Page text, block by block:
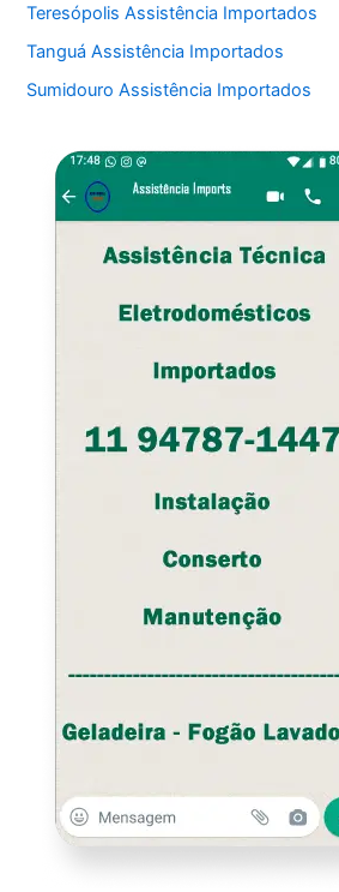
Teresópolis Assistência Importados
Tanguá Assistência Importados
Sumidouro Assistência Importados